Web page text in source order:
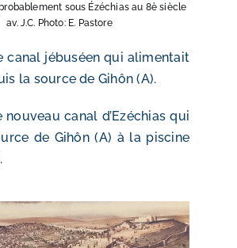
sous Ézéchias au 8è siècle
av. J.C. Photo: E. Pastore
canal jébuséen qui alimentait
la source de Gihôn (A).
nouveau canal d’Ezéchias qui
de Gihôn (A) à la piscine